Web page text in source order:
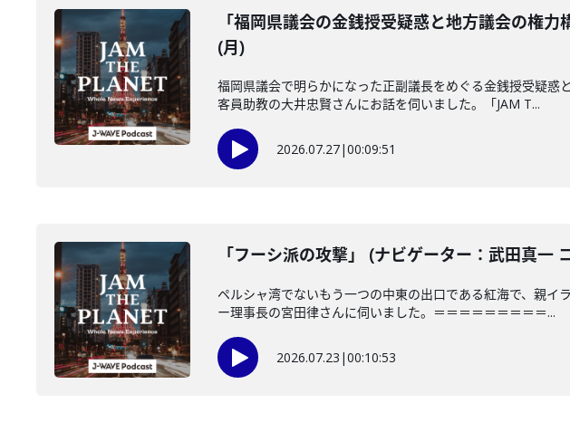
「福岡県議会の金銭授受疑惑と地方議会の権
(月)
福岡県議会で明らかになった正副議長をめぐる金銭授受疑
客員助教の大井忠賢さんにお話を伺いました。「JAM T...
2026.07.27|00:09:51
「フーシ派の攻撃」 (ナビゲーター：武田真一
ペルシャ湾でないもう一つの中東の出口である紅海で、親
ー理事長の宮田律さんに伺いました。＝＝＝＝＝＝＝＝＝...
2026.07.23 |00:10:53